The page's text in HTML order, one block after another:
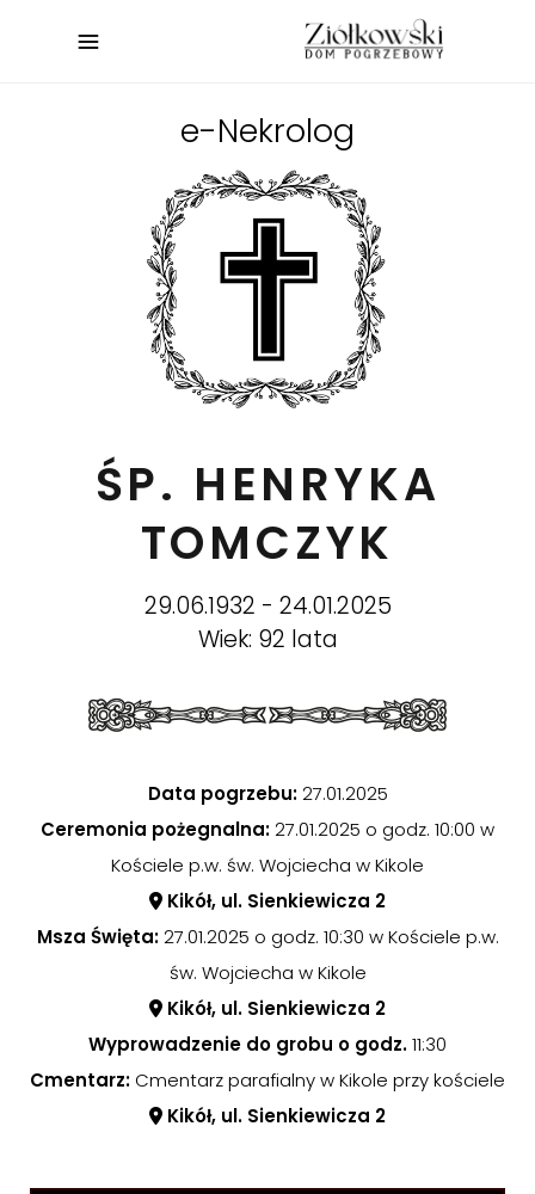
e-Nekrolog
ŚP. HENRYKA
TOMCZYK
29.06.1932 - 24.01.2025
Wiek: 92 lata
Data pogrzebu:27.01.2025
Ceremonia pożegnalna:27.01.2025 o godz. 10:00 w
Kościele p.w. św. Wojciecha w Kikole
Kikół, ul. Sienkiewicza 2
Msza Święta:27.01.2025 o godz. 10:30 w Kościele p.w.
św. Wojciecha w Kikole
Kikół, ul. Sienkiewicza 2
Wyprowadzenie do grobu o godz.11:30
Cmentarz: Cmentarz parafialny w Kikole przy kościele
Kikół, ul. Sienkiewicza 2